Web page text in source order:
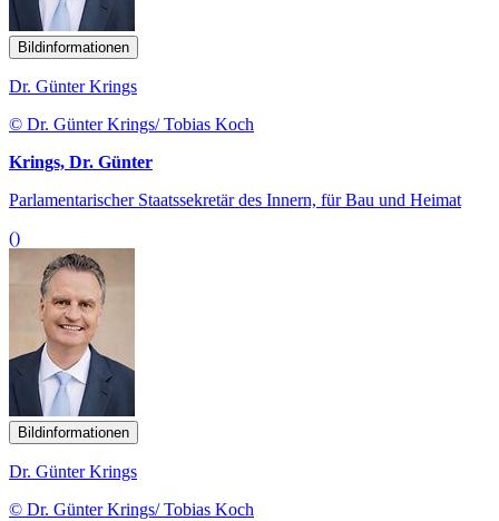
Bildinformationen
Dr. Günter Krings
© Dr. Günter Krings/ Tobias Koch
Krings, Dr. Günter
Parlamentarischer Staatssekretär des Innern, für Bau und Heimat
()
Bildinformationen
Dr. Günter Krings
© Dr. Günter Krings/ Tobias Koch